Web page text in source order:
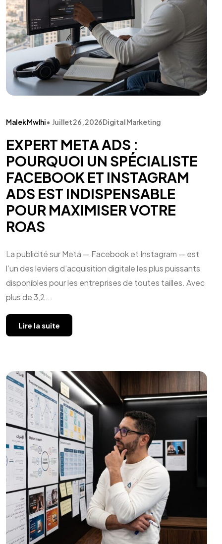
Malek Mwlhi• Juillet 26, 2026Digital Marketing
EXPERT META ADS :
POURQUOI UN SPÉCIALISTE
FACEBOOK ET INSTAGRAM
ADS EST INDISPENSABLE
POUR MAXIMISER VOTRE
ROAS
La publicité sur Meta — Facebook et Instagram — est
l’un des leviers d’acquisition digitale les plus puissants
disponibles pour les entreprises de toutes tailles. Avec
plus de 3,2...
Lire la suite